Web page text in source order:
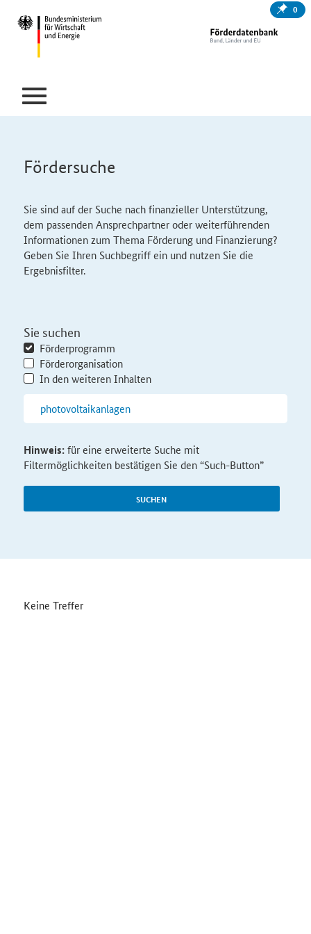
0
Fördersuche
Sie sind auf der Suche nach finanzieller Unterstützung,
dem passenden Ansprechpartner oder weiterführenden
Informationen zum Thema Förderung und Finanzierung?
Geben Sie Ihren Suchbegriff ein und nutzen Sie die
Ergebnisfilter.
Sie suchen
Förderprogramm
Förderorganisation
In den weiteren Inhalten
SUCHEN
Hinweis:für eine erweiterte Suche mit
Filtermöglichkeiten bestätigen Sie den “Such-Button”
Keine Treffer